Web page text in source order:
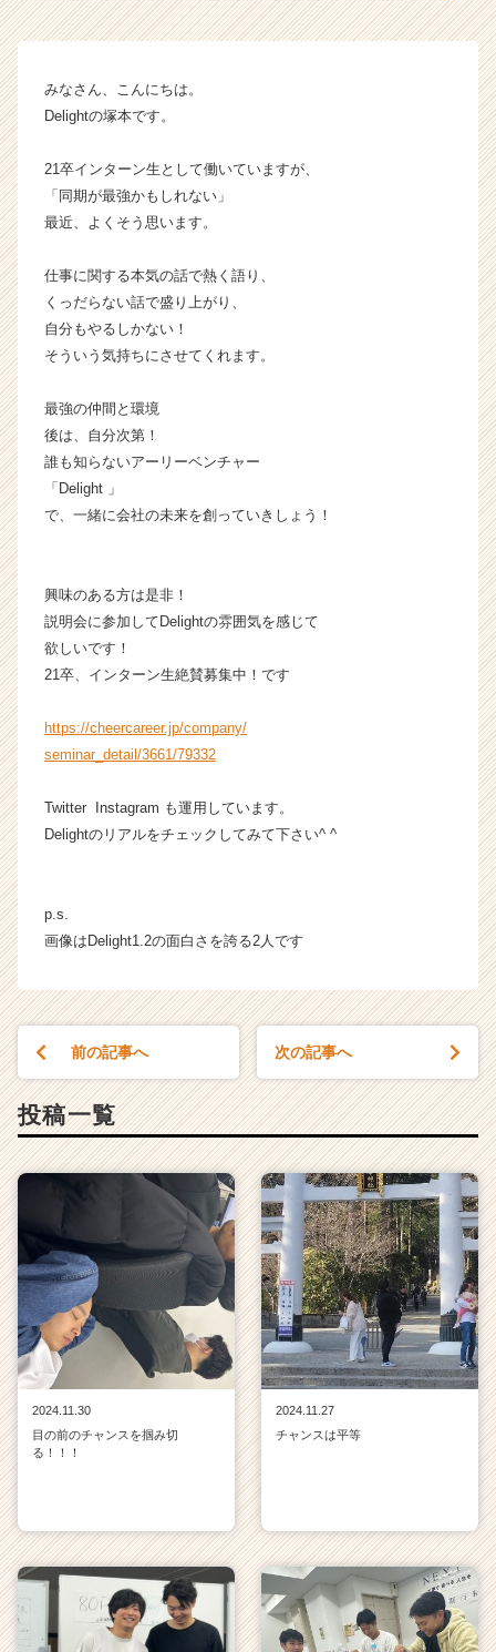
チ
ー・
か
ら
カ
ウ
ト
サ
ト
ャ
リ
（C
e
r
a
r
みなさん、こんにちは。
Delightの塚本です。
21卒インターン生として働いていますが、
「同期が最強かもしれない」
最近、よくそう思います。
仕事に関する本気の話で熱く語り、
くっだらない話で盛り上がり、
自分もやるしかない！
そういう気持ちにさせてくれます。
最強の仲間と環境
後は、自分次第！
誰も知らないアーリーベンチャー
「Delight 」
で、一緒に会社の未来を創っていきしょう！
興味のある方は是非！
説明会に参加してDelightの雰囲気を感じて
欲しいです！
21卒、インターン生絶賛募集中！です
https://cheercareer.jp/company/
seminar_detail/3661/79332
Twitter Instagram も運用しています。
Delightのリアルをチェックしてみて下さい^ ^
p.s.
画像はDelight1.2の面白さを誇る2人です
前の記事へ 次の記事へ
投稿一覧
2024.11.30
目の前のチャンスを掴み切
る！！！
2024.11.27
チャンスは平等